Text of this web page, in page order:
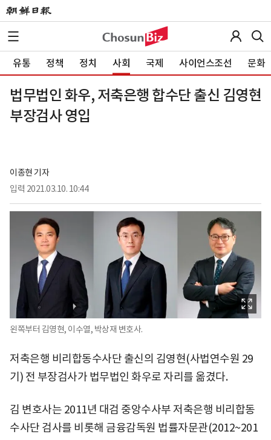
유통 정책 정치 사회 국제 사이언스조선 문화
법무법인 화우, 저축은행 합수단 출신 김영현
부장검사 영입
이종현 기자
입력 2021.03.10. 10:44
왼쪽부터 김영현, 이수열, 박상재 변호사.
저축은행 비리합동수사단 출신의 김영현(사법연수원 29
기) 전 부장검사가 법무법인 화우로 자리를 옮겼다.
김 변호사는 2011년 대검 중앙수사부 저축은행 비리합동
수사단 검사를 비롯해 금융감독원 법률자문관(2012~201